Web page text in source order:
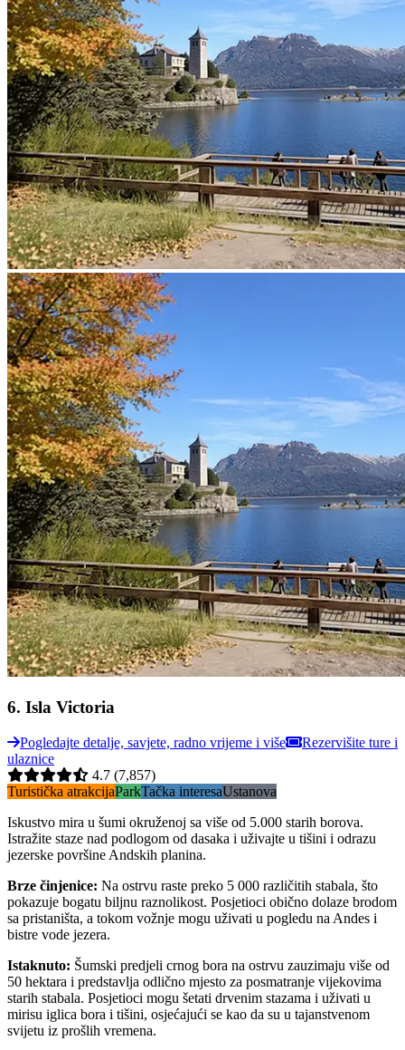
6. Isla Victoria
Pogledajte detalje, savjete, radno vrijeme i više
Rezervišite ture i
ulaznice
4.7 (7,857)
Turistička atrakcijaParkTačka interesaUstanova
Iskustvo mira u šumi okruženoj sa više od 5.000 starih borova.
Istražite staze nad podlogom od dasaka i uživajte u tišini i odrazu
jezerske površine Andskih planina.
Brze činjenice: Na ostrvu raste preko 5 000 različitih stabala, što
pokazuje bogatu biljnu raznolikost. Posjetioci obično dolaze brodom
sa pristaništa, a tokom vožnje mogu uživati u pogledu na Andes i
bistre vode jezera.
Istaknuto: Šumski predjeli crnog bora na ostrvu zauzimaju više od
50 hektara i predstavlja odlično mjesto za posmatranje vijekovima
starih stabala. Posjetioci mogu šetati drvenim stazama i uživati u
mirisu iglica bora i tišini, osjećajući se kao da su u tajanstvenom
svijetu iz prošlih vremena.